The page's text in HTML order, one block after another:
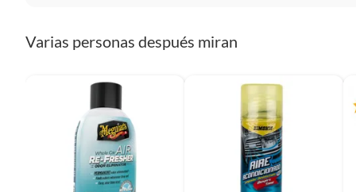
Sin embargo, tenemos categorías que cuentan con plazos
Falabella, Tottus y otros
48 horas: cemento, mezclas de hormigón, morteros, yeso y
7 días: colchones y productos de combustión.
Productos vendidos por tienen:
Varias personas después miran